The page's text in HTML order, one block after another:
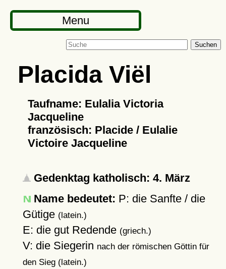
Menu
Suchen
Placida Viël
Taufname: Eulalia Victoria
Jacqueline
französisch: Placide / Eulalie
Victoire Jacqueline
Gedenktag katholisch: 4. März
Name bedeutet: P: die Sanfte / die
Gütige (latein.)
E: die gut Redende (griech.)
V: die Siegerin nach der römischen Göttin für
den Sieg (latein.)